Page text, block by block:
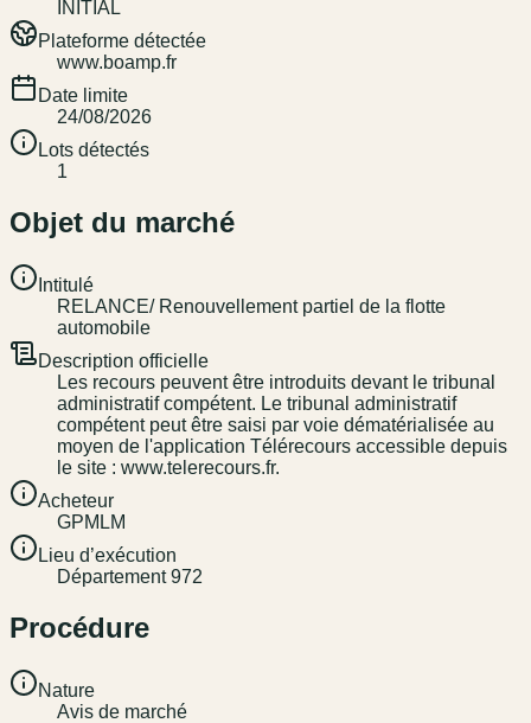
INITIAL
Plateforme détectée
www.boamp.fr
Date limite
24/08/2026
Lots détectés
1
Objet du marché
Intitulé
RELANCE/ Renouvellement partiel de la flotte
automobile
Description officielle
Les recours peuvent être introduits devant le tribunal
administratif compétent. Le tribunal administratif
compétent peut être saisi par voie dématérialisée au
moyen de l'application Télérecours accessible depuis
le site : www.telerecours.fr.
Acheteur
GPMLM
Lieu d’exécution
Département 972
Procédure
Nature
Avis de marché